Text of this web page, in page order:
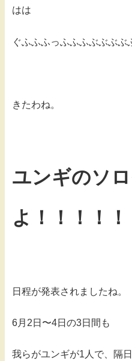
はは
ぐふふふっふふふぶぶぶぶ
きたわね。
ユンギのソ
よ！！！！！
日程が発表されましたね。
6月2日〜4日の3日間も
我らがユンギが1人で、隔